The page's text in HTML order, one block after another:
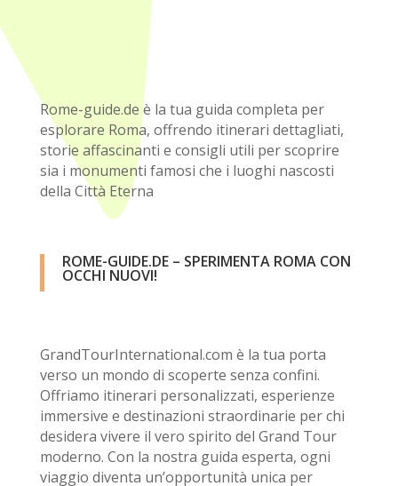
Rome-guide.de è la tua guida completa per
esplorare Roma, offrendo itinerari dettagliati,
storie affascinanti e consigli utili per scoprire
sia i monumenti famosi che i luoghi nascosti
della Città Eterna
ROME-GUIDE.DE – SPERIMENTA ROMA CON
OCCHI NUOVI!
GrandTourInternational.com è la tua porta
verso un mondo di scoperte senza confini.
Offriamo itinerari personalizzati, esperienze
immersive e destinazioni straordinarie per chi
desidera vivere il vero spirito del Grand Tour
moderno. Con la nostra guida esperta, ogni
viaggio diventa un’opportunità unica per